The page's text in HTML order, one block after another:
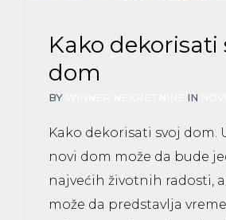
Kako dekorisati
dom
BY IN
Kako dekorisati svoj dom.
novi dom može da bude
najvećih životnih radosti,
može da predstavlja vreme